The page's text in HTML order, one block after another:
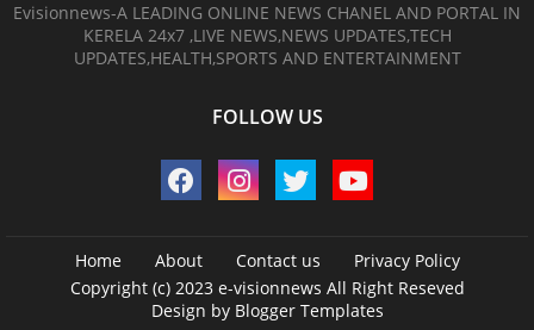
Evisionnews-A LEADING ONLINE NEWS CHANEL AND PORTAL IN
KERELA 24x7 ,LIVE NEWS,NEWS UPDATES,TECH
UPDATES,HEALTH,SPORTS AND ENTERTAINMENT
FOLLOW US
Home About Contact us
Privacy Policy
Copyright (c) 2023 e-visionnews All Right Reseved
Design by Blogger Templates